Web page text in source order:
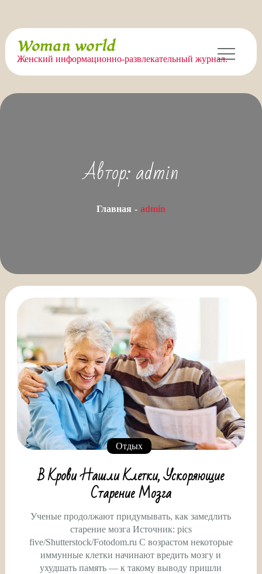
Перейти
содержимому
Woman world
Женский информационно-развлекательный журнал.
Автор:admin
Главная admin
Отдых
В Крови Нашли Клетки, Ускоряющие
Старение Мозга
Ученые продолжают придумывать, как замедлить
старение мозга Источник: pics
five/Shutterstock/Fotodom.ru С возрастом некоторые
иммунные клетки начинают вредить мозгу и
ухудшать память — к такому выводу пришли